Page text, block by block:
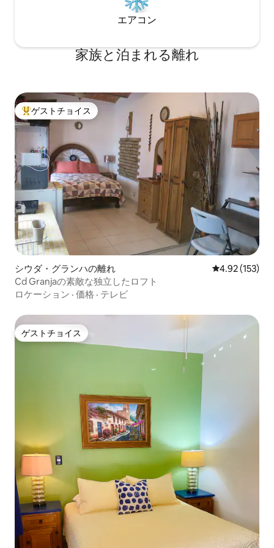
エアコン
家族と泊まれる離れ
大好評のゲストチョイスです。
ゲストチョイス
シウダ・グランハの離れ レビュー153
4.92 (153)
Cd Granjaの素敵な独立したロフト
ロケーション · 価格 · テレビ
ゲストチョイス
ゲストチョイス